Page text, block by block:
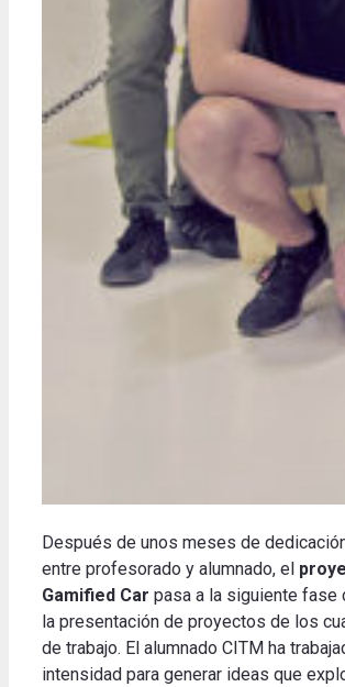
Después de unos meses de
entre profesorado y alumnado, el
Gamified Car pasa a la siguiente fase
la presentación de proyectos de los
de trabajo. El alumnado CITM ha
intensidad para generar ideas que